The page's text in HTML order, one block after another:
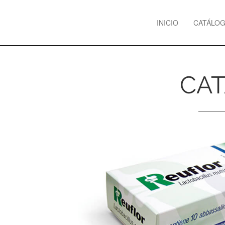
INICIO